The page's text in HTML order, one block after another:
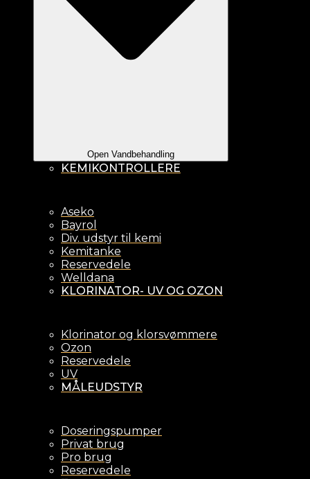
Open Vandbehandling
KEMIKONTROLLERE
Aseko
Bayrol
Div. udstyr til kemi
Kemitanke
Reservedele
Welldana
KLORINATOR- UV OG OZON
Klorinator og klorsvømmere
Ozon
Reservedele
UV
MÅLEUDSTYR
Doseringspumper
Privat brug
Pro brug
Reservedele